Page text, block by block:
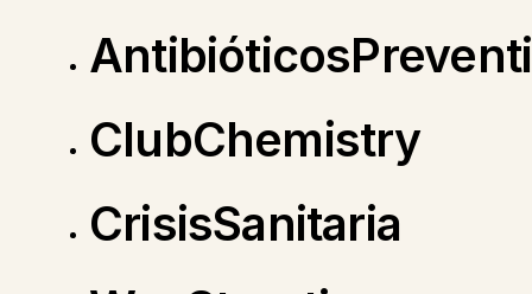
ClubChemistry
CrisisSanitaria